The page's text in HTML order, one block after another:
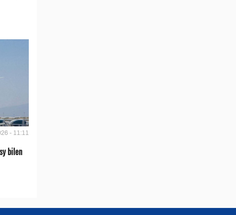
- 11:11
bilen